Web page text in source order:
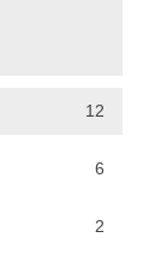
12
6
2